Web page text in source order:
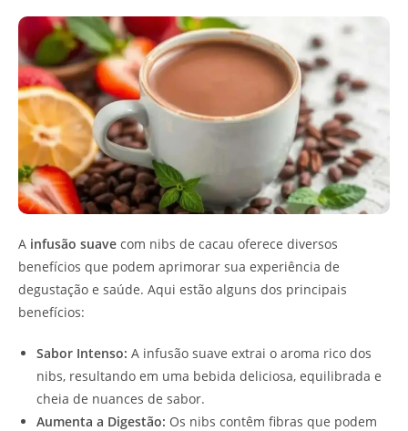
A infusão suave com nibs de cacau oferece diversos
benefícios que podem aprimorar sua experiência de
degustação e saúde. Aqui estão alguns dos principais
benefícios:
Sabor Intenso: A infusão suave extrai o aroma rico dos
nibs, resultando em uma bebida deliciosa, equilibrada e
cheia de nuances de sabor.
Aumenta a Digestão: Os nibs contêm fibras que podem